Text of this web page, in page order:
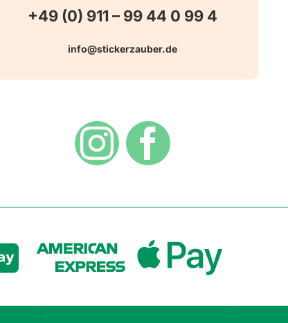
+49 (0) 911 – 99 44 0 99 4
info@stickerzauber.de